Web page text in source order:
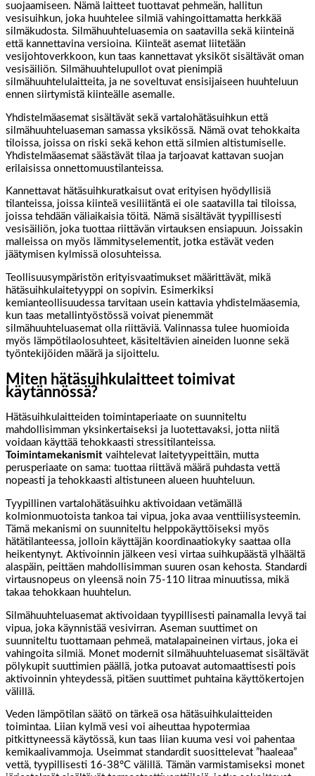
suojaamiseen. Nämä laitteet tuottavat pehmeän, hallitun
vesisuihkun, joka huuhtelee silmiä vahingoittamatta herkkää
silmäkudosta. Silmähuuhteluasemia on saatavilla sekä kiinteinä
että kannettavina versioina. Kiinteät asemat liitetään
vesijohtoverkkoon, kun taas kannettavat yksiköt sisältävät oman
vesisäiliön. Silmähuuhtelupullot ovat pienimpiä
silmähuuhtelulaitteita, ja ne soveltuvat ensisijaiseen huuhteluun
ennen siirtymistä kiinteälle asemalle.
Yhdistelmäasemat sisältävät sekä vartalohätäsuihkun että
silmähuuhteluaseman samassa yksikössä. Nämä ovat tehokkaita
tiloissa, joissa on riski sekä kehon että silmien altistumiselle.
Yhdistelmäasemat säästävät tilaa ja tarjoavat kattavan suojan
erilaisissa onnettomuustilanteissa.
Kannettavat hätäsuihkuratkaisut ovat erityisen hyödyllisiä
tilanteissa, joissa kiinteä vesiliitäntä ei ole saatavilla tai tiloissa,
joissa tehdään väliaikaisia töitä. Nämä sisältävät tyypillisesti
vesisäiliön, joka tuottaa riittävän virtauksen ensiapuun. Joissakin
malleissa on myös lämmityselementit, jotka estävät veden
jäätymisen kylmissä olosuhteissa.
Teollisuusympäristön erityisvaatimukset määrittävät, mikä
hätäsuihkulaitetyyppi on sopivin. Esimerkiksi
kemianteollisuudessa tarvitaan usein kattavia yhdistelmäasemia,
kun taas metallintyöstössä voivat pienemmät
silmähuuhteluasemat olla riittäviä. Valinnassa tulee huomioida
myös lämpötilaolosuhteet, käsiteltävien aineiden luonne sekä
työntekijöiden määrä ja sijoittelu.
Miten hätäsuihkulaitteet toimivat
käytännössä?
Hätäsuihkulaitteiden toimintaperiaate on suunniteltu
mahdollisimman yksinkertaiseksi ja luotettavaksi, jotta niitä
voidaan käyttää tehokkaasti stressitilanteissa.
Toimintamekanismit vaihtelevat laitetyypeittäin, mutta
perusperiaate on sama: tuottaa riittävä määrä puhdasta vettä
nopeasti ja tehokkaasti altistuneen alueen huuhteluun.
Tyypillinen vartalohätäsuihku aktivoidaan vetämällä
kolmionmuotoista tankoa tai vipua, joka avaa venttiilisysteemin.
Tämä mekanismi on suunniteltu helppokäyttöiseksi myös
hätätilanteessa, jolloin käyttäjän koordinaatiokyky saattaa olla
heikentynyt. Aktivoinnin jälkeen vesi virtaa suihkupäästä ylhäältä
alaspäin, peittäen mahdollisimman suuren osan kehosta. Standardi
virtausnopeus on yleensä noin 75-110 litraa minuutissa, mikä
takaa tehokkaan huuhtelun.
Silmähuuhteluasemat aktivoidaan tyypillisesti painamalla levyä tai
vipua, joka käynnistää vesivirran. Aseman suuttimet on
suunniteltu tuottamaan pehmeä, matalapaineinen virtaus, joka ei
vahingoita silmiä. Monet modernit silmähuuhteluasemat sisältävät
pölykupit suuttimien päällä, jotka putoavat automaattisesti pois
aktivoinnin yhteydessä, pitäen suuttimet puhtaina käyttökertojen
välillä.
Veden lämpötilan säätö on tärkeä osa hätäsuihkulaitteiden
toimintaa. Liian kylmä vesi voi aiheuttaa hypotermiaa
pitkittyneessä käytössä, kun taas liian kuuma vesi voi pahentaa
kemikaalivammoja. Useimmat standardit suosittelevat ”haaleaa”
vettä, tyypillisesti 16-38°C välillä. Tämän varmistamiseksi monet